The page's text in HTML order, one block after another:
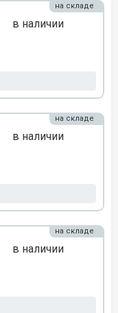
в наличии
на складе
в наличии
на складе
в наличии
на складе